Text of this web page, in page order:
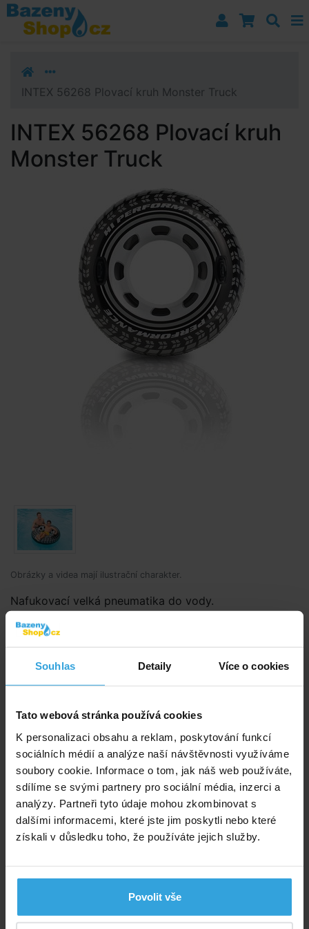
Souhlas Detaily Více o cookies
Tato webová stránka používá cookies
K personalizaci obsahu a reklam, poskytování funkcí
sociálních médií a analýze naší návštěvnosti využíváme
soubory cookie. Informace o tom, jak náš web používáte,
sdílíme se svými partnery pro sociální média, inzerci a
analýzy. Partneři tyto údaje mohou zkombinovat s
dalšími informacemi, které jste jim poskytli nebo které
získali v důsledku toho, že používáte jejich služby.
Povolit vše
Přejít k navigaci
Přejít na obsah
Přejít k postrannímu sloupci
INTEX 56268 Plovací kruh Monster Truck
INTEX 56268 Plovací kruh
Monster Truck
Obrázky a videa mají ilustrační charakter.
Nafukovací velká pneumatika do vody.
Kód produktu:
Značka: INTEX
Dostupnost:Prodej ukončen
Zeptej se prodavače
Podrobný popis
Podrobný popis
Skvělý design obrovské pneumatiky.
Od 9 let.